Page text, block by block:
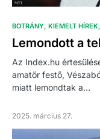
BOTRÁNY KIEMELT HÍREK
Lemondott a
Az Index.hu
amatőr festő,
miatt lemondtak a…
2025. március 27.